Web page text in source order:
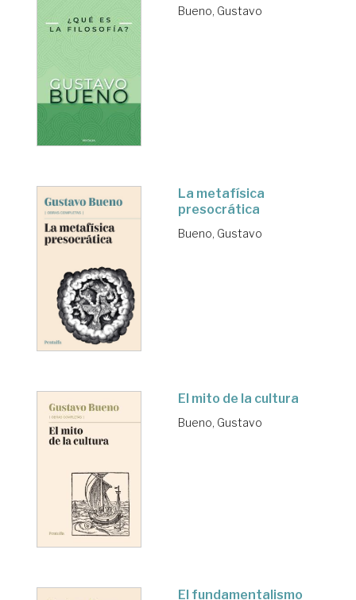
Bueno, Gustavo
La metafísica
presocrática
Bueno, Gustavo
El mito de la cultura
Bueno, Gustavo
El fundamentalismo